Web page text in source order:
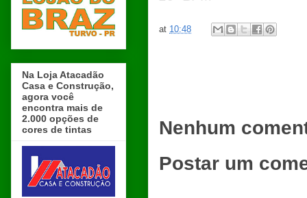
at 10:48
Nenhum
Postar um
Na Loja Atacadão
Casa e Construção,
agora você
encontra mais de
2.000 opções de
cores de tintas